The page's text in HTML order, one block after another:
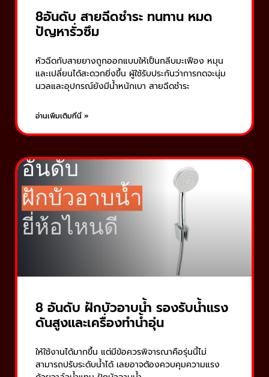
8อันดับ สายฉีดชำระ ทนทาน หมด
ปัญหารั่วซึม
หัวฉีดกับสายยางถูกออกแบบให้เป็นกลีบมะเฟือง หมุน
และเปลี่ยนได้สะดวกยิ่งขึ้น ผู้ใช้รับประกันว่าการกดจะนุ่ม
นวลและอุปกรณ์ยังมีน้ำหนักเบา สายฉีดชำระ
อ่านเพิ่มเติมที่นี่ »
8 อันดับ ฝักบัวอาบน้ำ รองรับน้ำแรง
ดันสูงและเครื่องทำน้ำอุ่น
ให้ใช้งานได้มากขึ้น แต่มีข้อควรพิจารณาคือรุ่นนี้ไม่
สามารถปรับระดับน้ำได้ เลยอาจต้องควบคุมความแรง